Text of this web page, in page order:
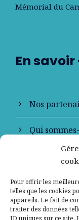
Pour offrir les
telles que les cookies
appareils. Le fait de
traiter des données
ID uniques sur ce site.
Mémorial du
En savoir
Nos
Qui
Contactez-
Mentions
Politique